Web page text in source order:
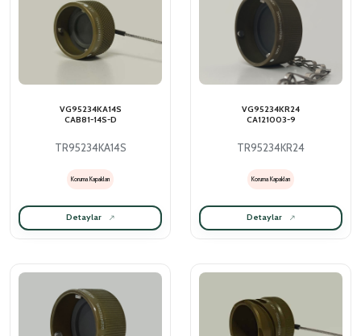
VG95234KA14S
CAB81-14S-D
TR95234KA14S
Koruma Kapakları
Detaylar
VG95234KR24
CA121003-9
TR95234KR24
Koruma Kapakları
Detaylar